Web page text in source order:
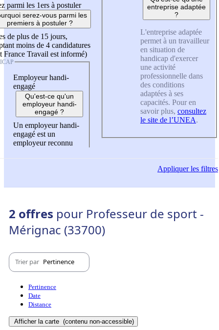
parmi les 1ers à postuler
serez-vous parmi les
premiers à postuler ?
de plus de 15 jours,
moins de 4 candidatures
France Travail est informé)
Employeur handi-
engagé
Qu'est-ce qu'un
employeur handi-
engagé ?
Un employeur handi-
engagé est un
employeur reconnu
entreprise adaptée
?
L'entreprise adaptée
permet à un travailleur
en situation de
handicap d'exercer
une activité
professionnelle dans
des conditions
adaptées à ses
capacités. Pour en
savoir plus, consultez
le site de l’UNEA.
Appliquerles filtres
2 offres pour Professeur de sport -
Mérignac (33700)
Trier par Pertinence
Pertinence
Date
Distance
Afficher la carte (contenu non-accessible)